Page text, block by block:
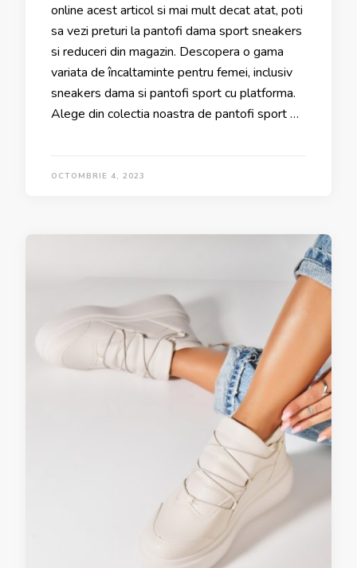
online acest articol si mai mult decat atat, poti
sa vezi preturi la pantofi dama sport sneakers
si reduceri din magazin. Descopera o gama
variata de încaltaminte pentru femei, inclusiv
sneakers dama si pantofi sport cu platforma.
Alege din colectia noastra de pantofi sport …
OCTOMBRIE 4, 2023